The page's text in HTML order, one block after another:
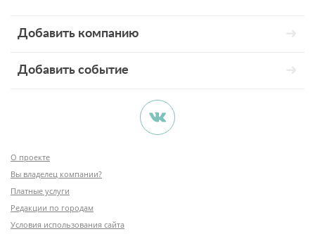
Добавить компанию
Добавить событие
О проекте
Вы владелец компании?
Платные услуги
Редакции по городам
Условия использования сайта